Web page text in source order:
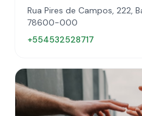
Rua Pires de Campos, 222,
78600-000
+554532528717